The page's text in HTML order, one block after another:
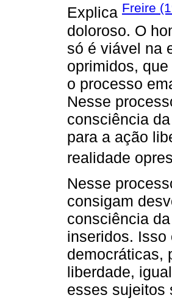
Explica Freire
doloroso. O
só é viável na
oprimidos,
o processo
Nesse
consciência
para a ação
realidade
Nesse
consigam
consciência
inseridos.
democráticas,
liberdade,
esses sujeitos